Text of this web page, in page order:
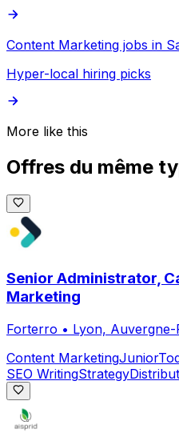
Content Marketing jobs in
Hyper-local hiring picks
More like this
Offres du même
Senior Administrator,
Marketing
Forterro • Lyon,
Content MarketingJunior
SEO WritingStrategy